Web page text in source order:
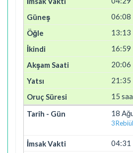
06:08
13:13
16:59
20:06
21:35
15
18
3
04:31